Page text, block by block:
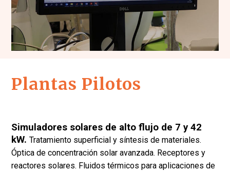
Plantas Pilotos
Simuladores solares de alto flujo de 7 y 42
kW. Tratamiento superficial y síntesis de materiales.
Óptica de concentración solar avanzada. Receptores y
reactores solares. Fluidos térmicos para aplicaciones de